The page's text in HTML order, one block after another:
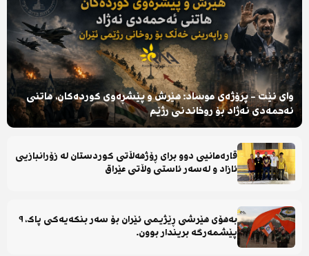
وای نێت - پرۆژەی موساد: هێرش و پێشڕەوی کوردەکان، هاتنی
ئەحمەدی نەژاد بۆ روخاندنی رژێم
قارەمانیی دوو برای ڕۆژهەڵاتی کوردستان لە زۆرانبازیی
ئازاد و لەسەر ئاستی وڵاتی عێراق
بەهۆی هێرشی ڕێژیمی ئێران بۆ سەر بنکەیەکی پاک، ٩
پێشمەرگە بریندار بوون.